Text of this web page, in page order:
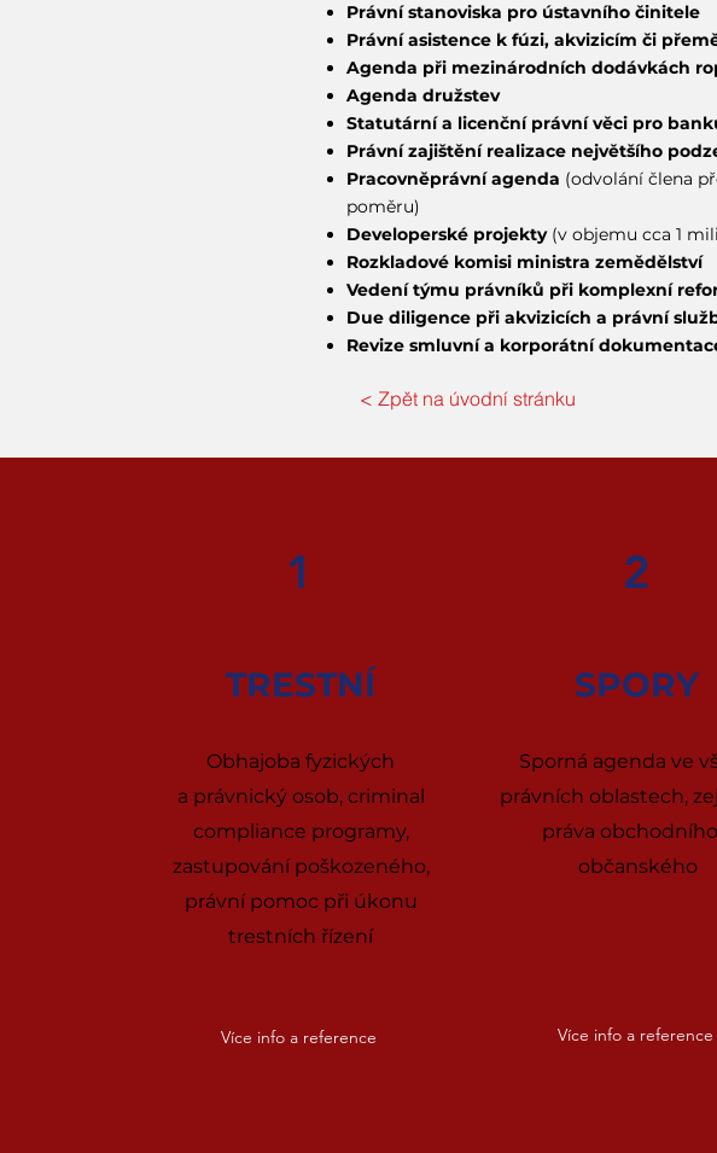
Právní stanoviska pro ústavního činitele
Právní asistence k fúzi, akvizicím či
Agenda při mezinárodních dodávkách
Agenda družstev
Statutární a licenční právní věci pro
Právní zajištění realizace největšího
Pracovněprávní agenda (odvolání člena
poměru)
Developerské projekty(v objemu cca 1
Rozkladové komisi ministra zemědělství​
Vedení týmu právníků při komplexní
Due diligence při akvizicích a právní
Revize smluvní a korporátní
< Zpět na úvodní stránku
1
TRESTNÍ
Obhajoba fyzických
a právnický osob, criminal
compliance programy,
zastupování poškozeného,
právní pomoc při úkonu
trestních řízení
Více info a reference
2
SPORY
Sporná agenda ve
právních oblastech,
práva
občanského
Více info a reference